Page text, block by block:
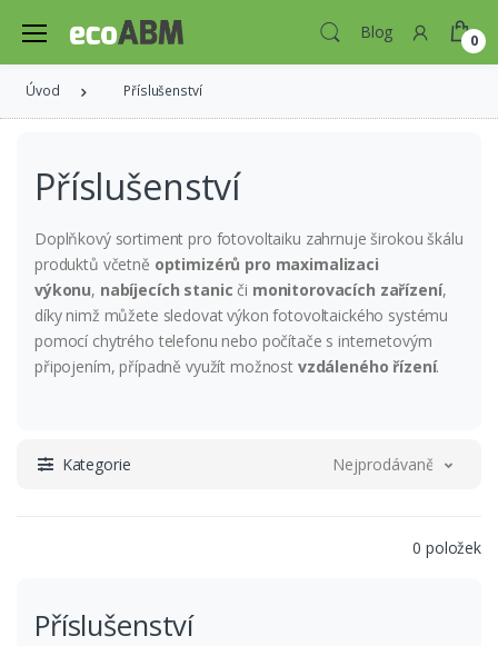
Blog 0
Úvod Příslušenství
Příslušenství
Doplňkový sortiment pro fotovoltaiku zahrnuje širokou škálu
produktů včetně optimizérů pro maximalizaci
výkonu, nabíjecích stanic či monitorovacích zařízení,
díky nimž můžete sledovat výkon fotovoltaického systému
pomocí chytrého telefonu nebo počítače s internetovým
připojením, případně využít možnost vzdáleného řízení.
Kategorie Nejprodávanější
0 položek
Příslušenství